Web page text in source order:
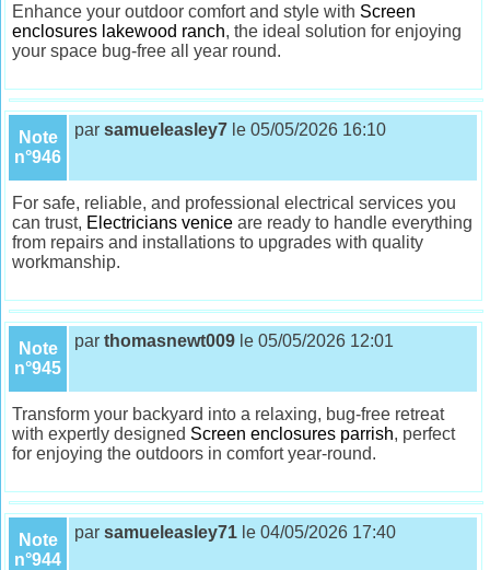
Enhance your outdoor comfort and style with Screen
enclosures lakewood ranch, the ideal solution for enjoying
your space bug-free all year round.
Note
n°946
parsamueleasley7 le 05/05/2026 16:10
For safe, reliable, and professional electrical services you
can trust, Electricians venice are ready to handle everything
from repairs and installations to upgrades with quality
workmanship.
Note
n°945
parthomasnewt009 le 05/05/2026 12:01
Transform your backyard into a relaxing, bug-free retreat
with expertly designed Screen enclosures parrish, perfect
for enjoying the outdoors in comfort year-round.
Note
n°944
parsamueleasley71 le 04/05/2026 17:40